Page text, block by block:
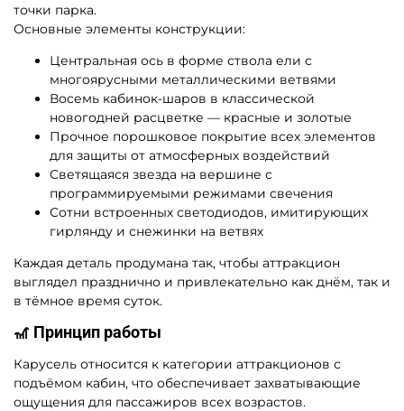
точки парка.
Основные элементы конструкции:
Центральная ось в форме ствола ели с
многоярусными металлическими ветвями
Восемь кабинок-шаров в классической
новогодней расцветке — красные и золотые
Прочное порошковое покрытие всех элементов
для защиты от атмосферных воздействий
Светящаяся звезда на вершине с
программируемыми режимами свечения
Сотни встроенных светодиодов, имитирующих
гирлянду и снежинки на ветвях
Каждая деталь продумана так, чтобы аттракцион
выглядел празднично и привлекательно как днём, так и
в тёмное время суток.
🎢 Принцип работы
Карусель относится к категории аттракционов с
подъёмом кабин, что обеспечивает захватывающие
ощущения для пассажиров всех возрастов.